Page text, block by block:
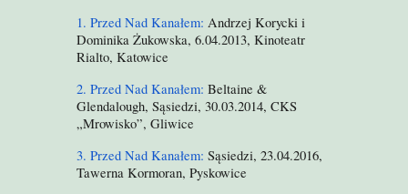
1. Przed Nad Kanałem: Andrzej Korycki i
Dominika Żukowska, 6.04.2013, Kinoteatr
Rialto, Katowice
2. Przed Nad Kanałem: Beltaine &
Glendalough, Sąsiedzi, 30.03.2014, CKS
„Mrowisko”, Gliwice
3. Przed Nad Kanałem: Sąsiedzi, 23.04.2016,
Tawerna Kormoran, Pyskowice